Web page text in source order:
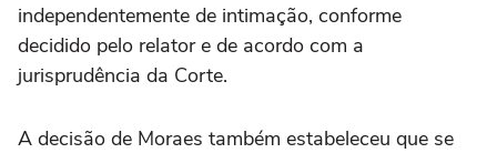
independentemente de intimação, conforme
decidido pelo relator e de acordo com a
jurisprudência da Corte.
A decisão de Moraes também estabeleceu que se